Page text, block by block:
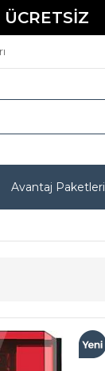
Avantaj Paketleri